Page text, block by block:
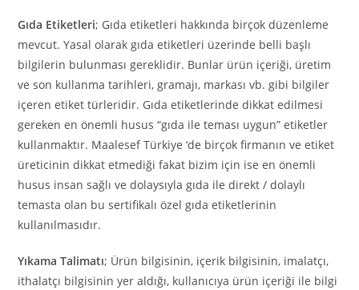
Gıda Etiketleri; Gıda etiketleri hakkında birçok düzenleme
mevcut. Yasal olarak gıda etiketleri üzerinde belli başlı
bilgilerin bulunması gereklidir. Bunlar ürün içeriği, üretim
ve son kullanma tarihleri, gramajı, markası vb. gibi bilgiler
içeren etiket türleridir. Gıda etiketlerinde dikkat edilmesi
gereken en önemli husus “gıda ile teması uygun” etiketler
kullanmaktır. Maalesef Türkiye ‘de birçok firmanın ve etiket
üreticinin dikkat etmediği fakat bizim için ise en önemli
husus insan sağlı ve dolaysıyla gıda ile direkt / dolaylı
temasta olan bu sertifikalı özel gıda etiketlerinin
kullanılmasıdır.
Yıkama Talimatı; Ürün bilgisinin, içerik bilgisinin, imalatçı,
ithalatçı bilgisinin yer aldığı, kullanıcıya ürün içeriği ile bilgi